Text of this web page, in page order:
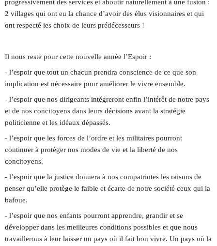
progressivement des services et aboutir naturellement à une fusion :
2 villages qui ont eu la chance d’avoir des élus visionnaires et qui
ont respecté les choix de leurs prédécesseurs !
Il nous reste pour cette nouvelle année l’Espoir :
- l’espoir que tout un chacun prendra conscience de ce que son
implication est nécessaire pour améliorer le vivre ensemble.
- l’espoir que nos dirigeants intégreront enfin l’intérêt de notre pays
et de nos concitoyens dans leurs décisions avant la stratégie
politicienne et les idéaux dépassés.
- l’espoir que les forces de l’ordre et les militaires pourront
continuer à protéger nos modes de vie et la liberté de nos
concitoyens.
- l’espoir que la justice donnera à nos compatriotes les raisons de
penser qu’elle protège le faible et écarte de notre société ceux qui la
bafoue.
- l’espoir que nos enfants pourront apprendre, grandir et se
développer dans les meilleures conditions possibles et que nous
travaillerons à leur laisser un pays où il fait bon vivre. Un pays où la